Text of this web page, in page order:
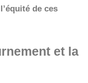
de ces
et la